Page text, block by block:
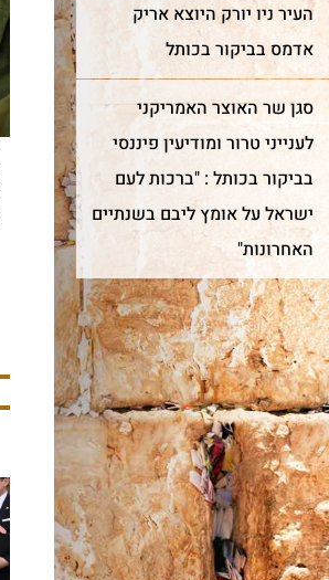
העיר ניו יורק היוצא אריק
אדמס בביקור בכותל
סגן שר האוצר האמריקני
לענייני טרור ומודיעין פיננסי
בביקור בכותל : "ברכות לעם
ישראל על אומץ ליבם בשנתיים
האחרונות"